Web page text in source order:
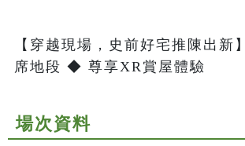
【穿越現場，史前好宅推陳出新
席地段 ◆ 尊享XR賞屋體驗
場次資料